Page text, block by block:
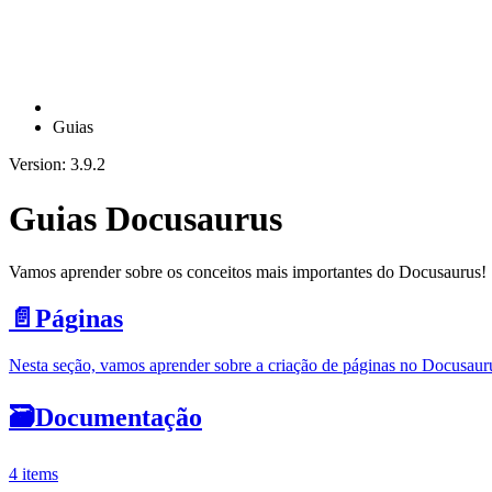
Guias
Version: 3.9.2
Guias Docusaurus
Vamos aprender sobre os conceitos mais importantes do Docusaurus!
📄️ Páginas
Nesta seção, vamos aprender sobre a criação de páginas no
🗃️Documentação
4 items